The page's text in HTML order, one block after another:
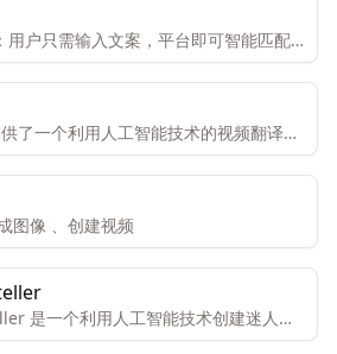
用户只需输入文案，平台即可智能匹配图
频。 数字人播报平台：提供数字分身，
视频播报与直播服务。 智能文案写作：
高品质文案内容。 智能绘画生成：输
生成画作，创作高品质素材。
了一个利用人工智能技术的视频翻译平
户跨越语言障碍，提高视频内容的全球可
。
图像 、创建视频
是一个利用人工智能技术创建迷人的
，它通过生成的视频片段来实现。